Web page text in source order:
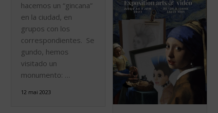
hacemos un “gincana”
en la ciudad, en
grupos con los
correspondientes. Se
gundo, hemos
visitado un
monumento: …
12 mai 2023